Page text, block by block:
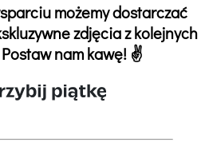
możemy dostarczać
zdjęcia z kolejnych
nam kawę! ✌️